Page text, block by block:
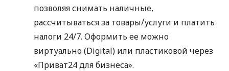
позволяя снимать наличные,
рассчитываться за товары/услуги и платить
налоги 24/7. Оформить ее можно
виртуально (Digital) или пластиковой через
«Приват24 для бизнеса».